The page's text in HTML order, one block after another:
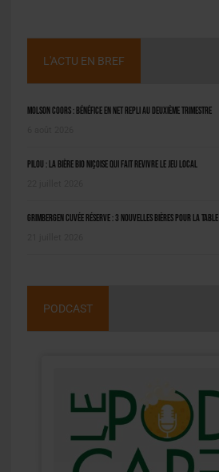
L'ACTU EN BREF
Molson Coors : bénéfice en net repli au deuxième trimestre
Pilou : la bière bio niçoise qui fait revivre le jeu local
Grimbergen Cuvée Réserve : 3 nouvelles bières pour la table
PODCAST